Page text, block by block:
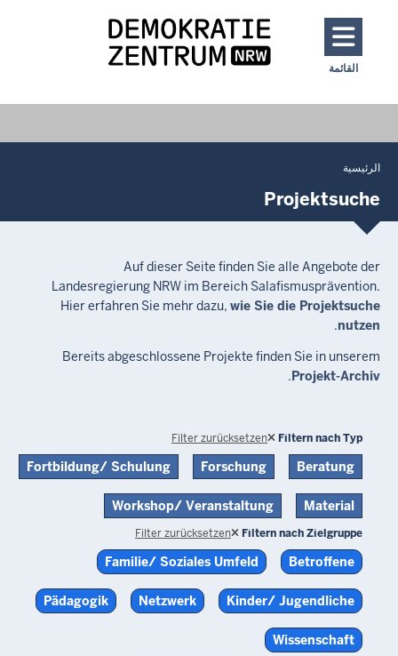
تجاوز إلى المحتوى الرئيسي
القائمة
You
are
here
الرئيسية
Projektsuche
Auf dieser Seite finden Sie alle Angebote der
Landesregierung NRW im Bereich Salafismusprävention.
Hier erfahren Sie mehr dazu, wie Sie die Projektsuche
nutzen
.
Bereits abgeschlossene Projekte finden Sie in unserem
Projekt-Archiv
.
Filtern nach Typ
Filter zurücksetzen
Beratung
Forschung
Fortbildung/ Schulung
Material
Workshop/ Veranstaltung
Filtern nach Zielgruppe
Filter zurücksetzen
Betroffene
Familie/ Soziales Umfeld
Kinder/ Jugendliche
Netzwerk
Pädagogik
Wissenschaft